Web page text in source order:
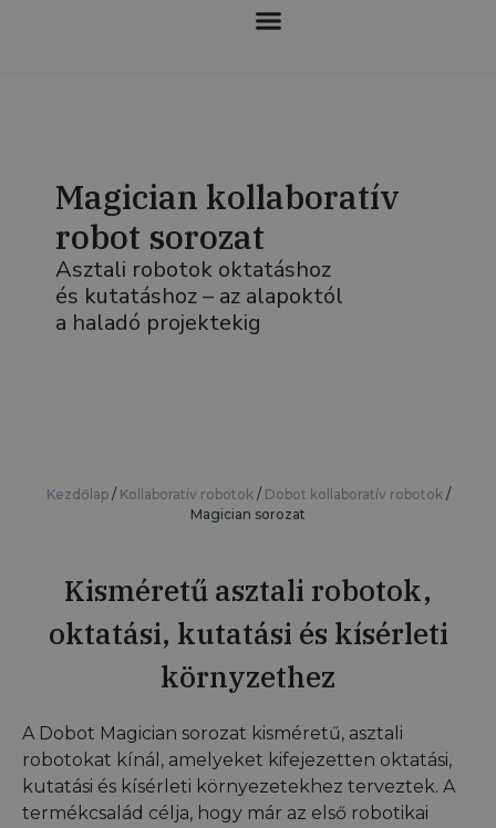
Magician kollaboratív
robot sorozat
Asztali robotok oktatáshoz
és kutatáshoz – az alapoktól
a haladó projektekig
Kezdőlap/ Kollaboratív robotok/ Dobot kollaboratív robotok/
Magician sorozat
Kisméretű asztali robotok,
oktatási, kutatási és kísérleti
környzethez
A Dobot Magician sorozat kisméretű, asztali
robotokat kínál, amelyeket kifejezetten oktatási,
kutatási és kísérleti környezetekhez terveztek. A
termékcsalád célja, hogy már az első robotikai